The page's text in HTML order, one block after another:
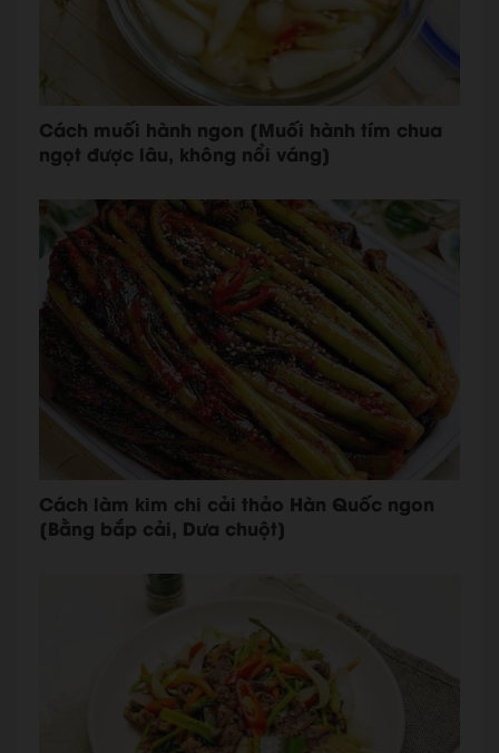
Cách muối hành ngon [Muối hành tím chua
ngọt được lâu, không nổi váng]
Cách làm kim chi cải thảo Hàn Quốc ngon
[Bằng bắp cải, Dưa chuột]